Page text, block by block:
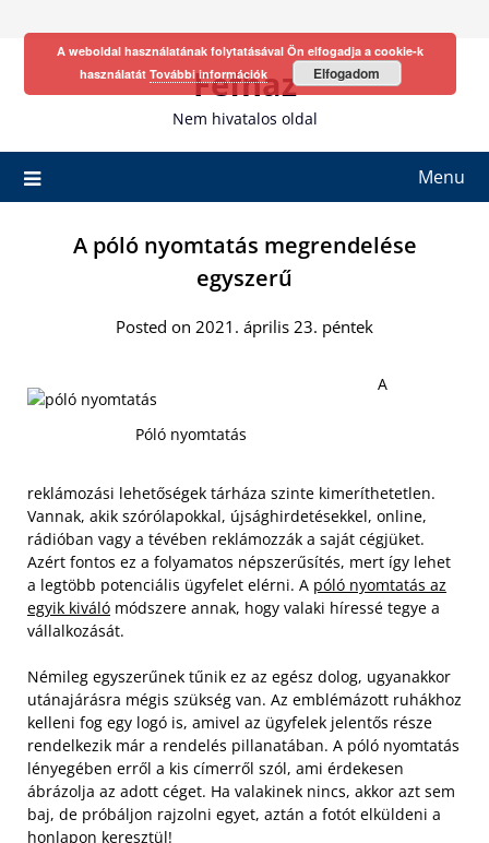
Fefhaz
Nem hivatalos oldal
Menu
A póló nyomtatás megrendelése
egyszerű
Posted on 2021. április 23. péntek
Póló nyomtatás
A
reklámozási lehetőségek tárháza szinte kimeríthetetlen.
Vannak, akik szórólapokkal, újsághirdetésekkel, online,
rádióban vagy a tévében reklámozzák a saját cégjüket.
Azért fontos ez a folyamatos népszerűsítés, mert így lehet
a legtöbb potenciális ügyfelet elérni. A póló nyomtatás az
egyik kiváló módszere annak, hogy valaki híressé tegye a
vállalkozását.
Némileg egyszerűnek tűnik ez az egész dolog, ugyanakkor
utánajárásra mégis szükség van. Az emblémázott ruhákhoz
kelleni fog egy logó is, amivel az ügyfelek jelentős része
rendelkezik már a rendelés pillanatában. A póló nyomtatás
lényegében erről a kis címerről szól, ami érdekesen
ábrázolja az adott céget. Ha valakinek nincs, akkor azt sem
baj, de próbáljon rajzolni egyet, aztán a fotót elküldeni a
honlapon keresztül!
A weboldal használatának folytatásával Ön elfogadja a cookie-k
használatát További információk Elfogadom